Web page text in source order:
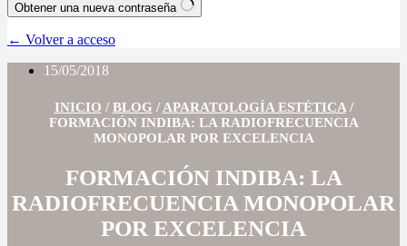
Obtener una nueva contraseña
← Volver a acceso
15/05/2018
INICIO / BLOG / APARATOLOGÍA ESTÉTICA/
FORMACIÓN INDIBA: LA RADIOFRECUENCIA
MONOPOLAR POR EXCELENCIA
FORMACIÓN INDIBA: LA
RADIOFRECUENCIA MONOPOLAR
POR EXCELENCIA